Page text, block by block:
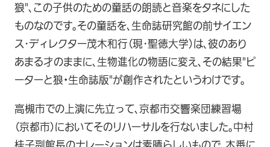
狼"、この子供のための童話の朗読と音楽をタネにした
ものなのです。その童話を、生命誌研究館の前サイエン
ス･ディレクター茂木和行（現･聖徳大学）は、彼のあり
あまる才のままに、生物進化の物語に変え、その結果"ピ
ーターと狼・生命誌版"が創作されたというわけです。
高槻市での上演に先立って、京都市交響楽団練習場
（京都市）においてそのリハーサルを行ないました。中村